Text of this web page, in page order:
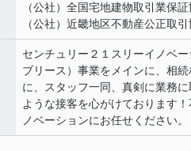
（公社）全国宅地建物取引業保
（公社）近畿地区不動産公正取
センチュリー２１スリーイノベ
ブリース）事業をメインに、相
に、スタッフ一同、真剣に業務
ような接客を心がけております
ノベーションにお任せください。